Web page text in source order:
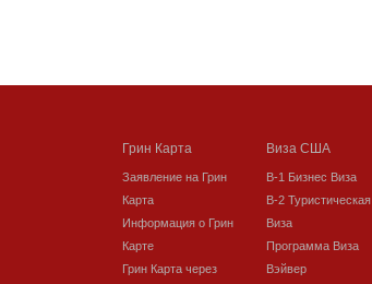
Грин Карта
Заявление на Грин
Карта
Информация о Грин
Карте
Грин Карта через
Виза США
В-1 Бизнес Виза
В-2 Туристическая
Виза
Программа Виза
Вэйвер